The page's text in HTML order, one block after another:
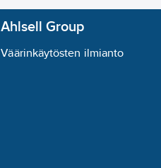
Ahlsell Group
Väärinkäytösten ilmianto